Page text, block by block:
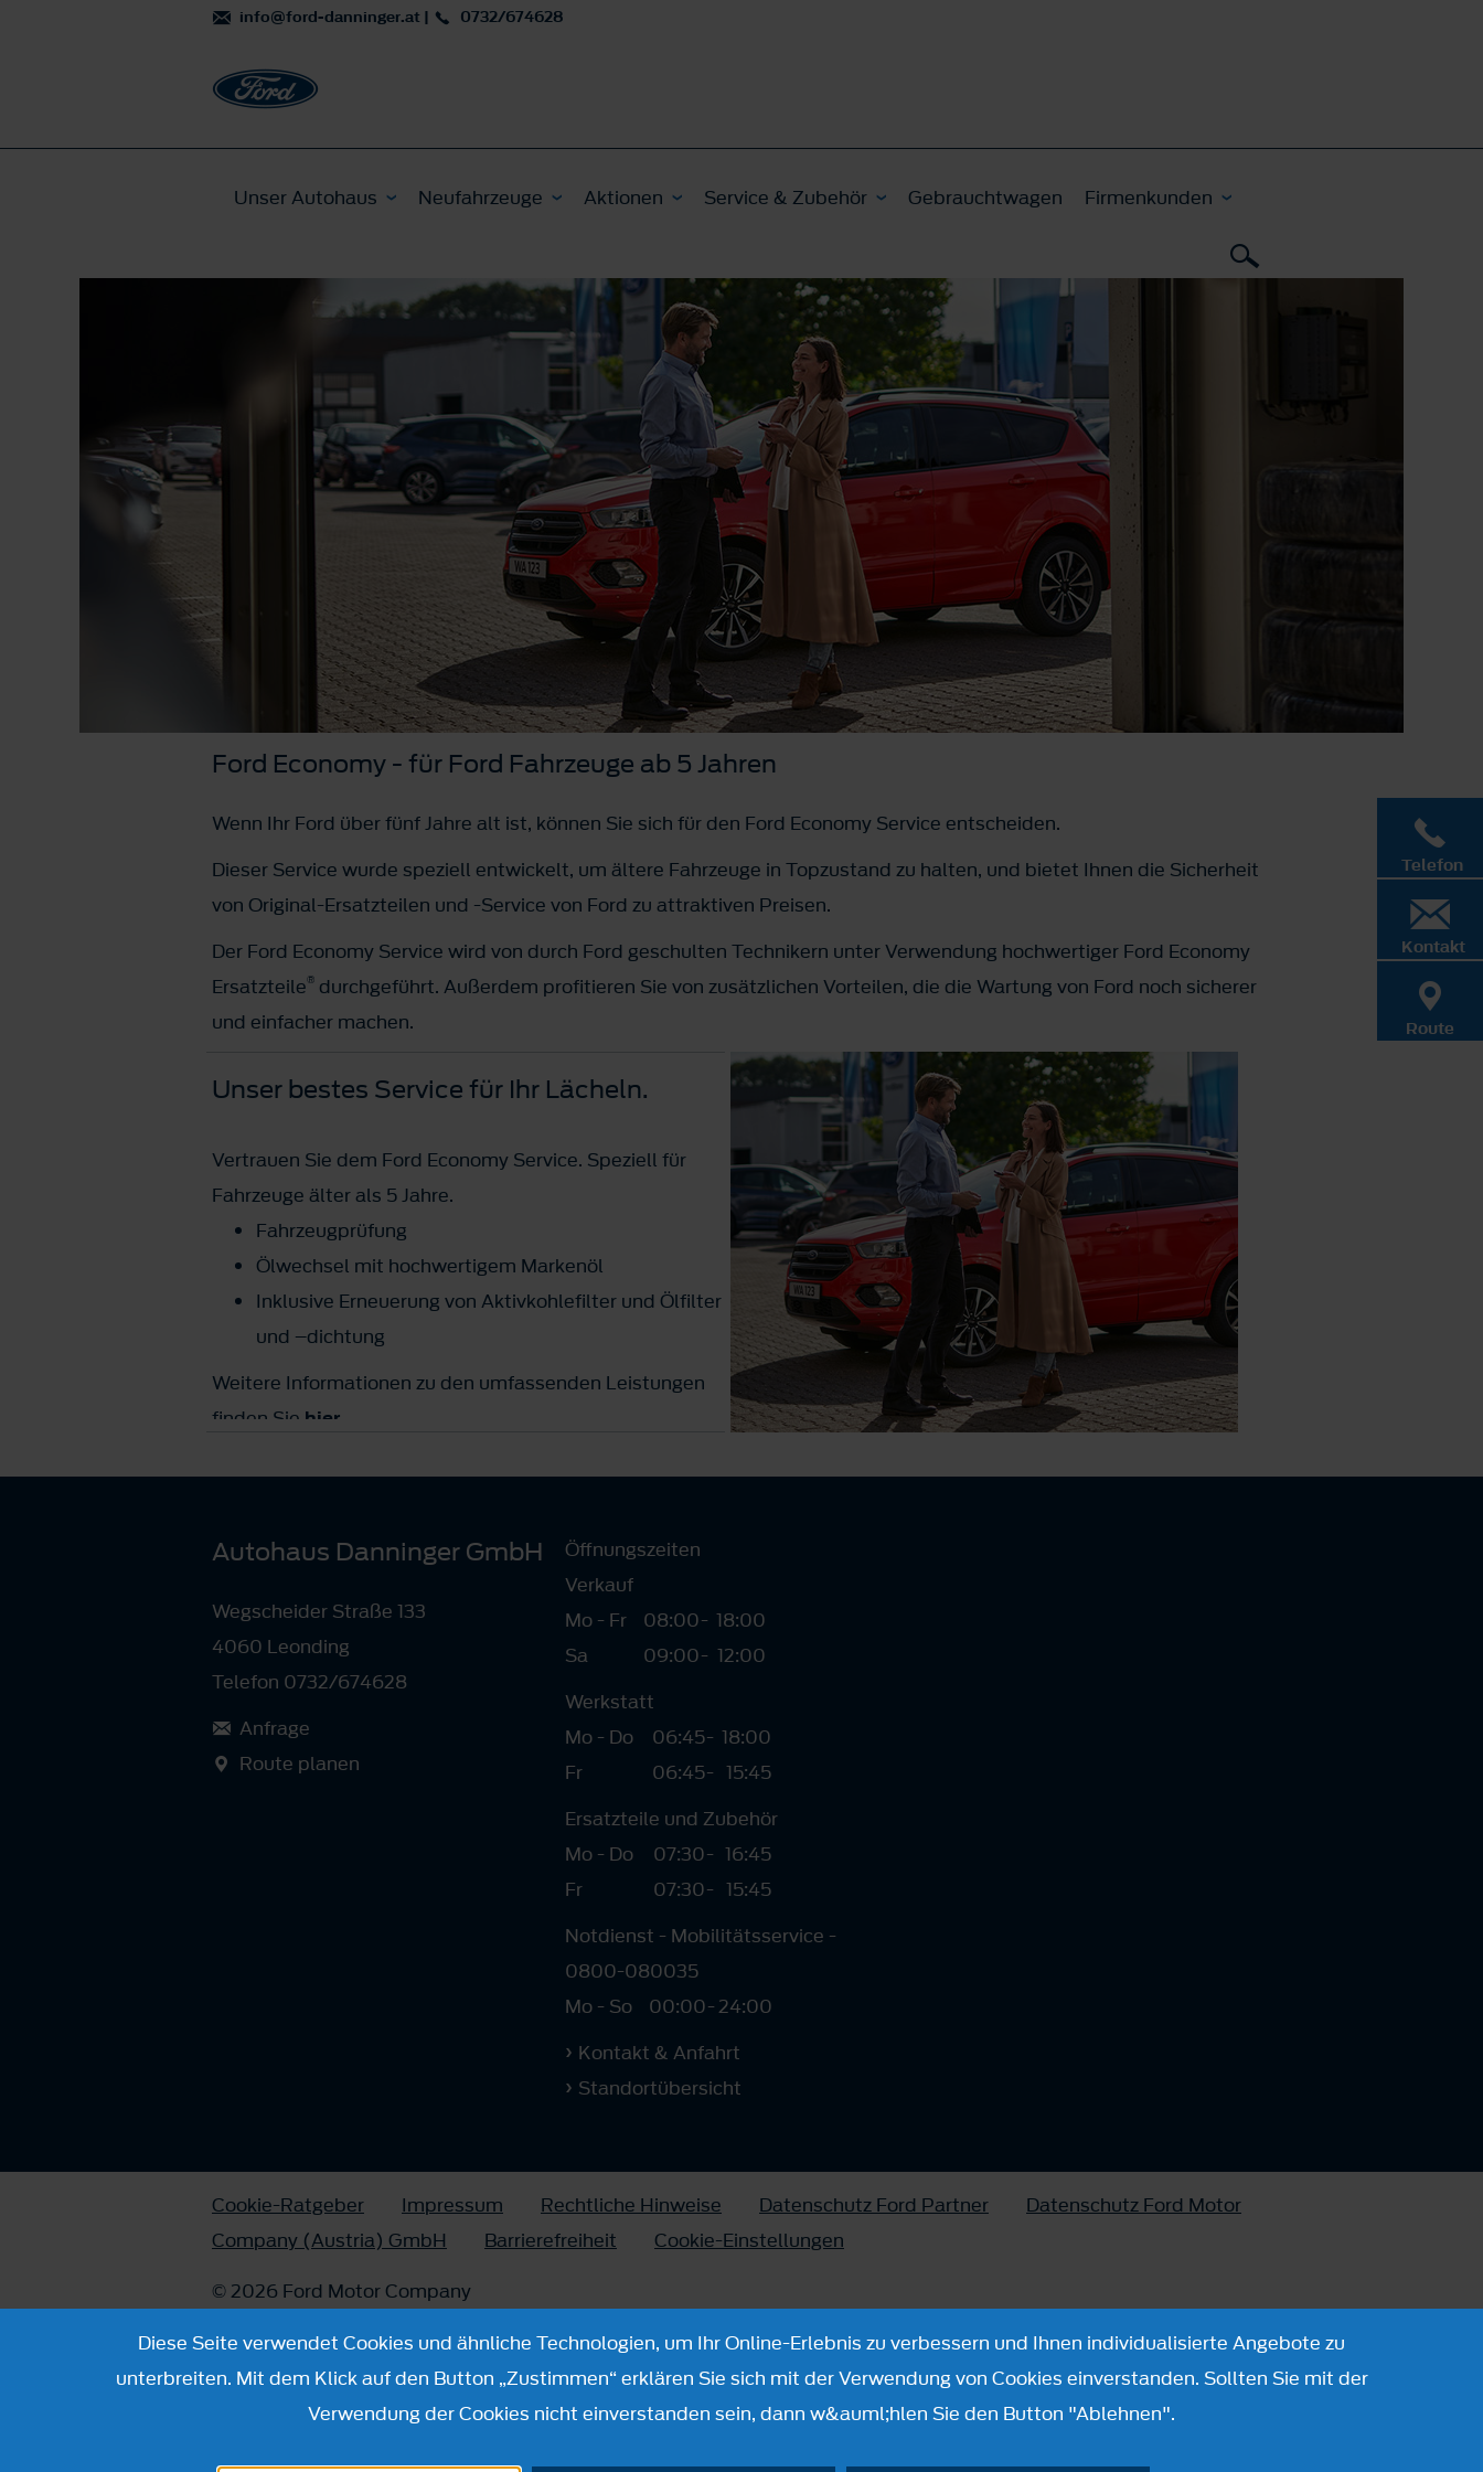
info@ford-danninger.at | 0732/674628
Unser Autohaus Neufahrzeuge Aktionen Service & Zubehör Gebrauchtwagen Firmenkunden
Ford Economy - für Ford Fahrzeuge ab 5 Jahren
Wenn Ihr Ford über fünf Jahre alt ist, können Sie sich für den Ford Economy Service entscheiden.
Dieser Service wurde speziell entwickelt, um ältere Fahrzeuge in Topzustand zu halten, und bietet Ihnen die Sicherheit
von Original-Ersatzteilen und -Service von Ford zu attraktiven Preisen.
Der Ford Economy Service wird von durch Ford geschulten Technikern unter Verwendung hochwertiger Ford Economy
Ersatzteile® durchgeführt. Außerdem profitieren Sie von zusätzlichen Vorteilen, die die Wartung von Ford noch sicherer
und einfacher machen.
Unser bestes Service für Ihr Lächeln.
Vertrauen Sie dem Ford Economy Service. Speziell für
Fahrzeuge älter als 5 Jahre.
Fahrzeugprüfung
Ölwechsel mit hochwertigem Markenöl
Inklusive Erneuerung von Aktivkohlefilter und Ölfilter
und –dichtung
Weitere Informationen zu den umfassenden Leistungen
finden Sie hier
Telefon
Kontakt
Route
Autohaus Danninger GmbH
Wegscheider Straße 133
4060 Leonding
Telefon 0732/674628
Anfrage
Route planen
Öffnungszeiten
Verkauf
Mo - Fr
08:00- 18:00
Sa
09:00- 12:00
Werkstatt
Mo - Do
06:45- 18:00
Fr
06:45- 15:45
Ersatzteile und Zubehör
Mo - Do
07:30- 16:45
Fr
07:30- 15:45
Notdienst - Mobilitätsservice -
0800-080035
Mo - So
00:00-24:00
Kontakt & Anfahrt
Standortübersicht
Cookie-Ratgeber Impressum Rechtliche Hinweise Datenschutz Ford Partner
Datenschutz Ford Motor
Company (Austria) GmbH
Barrierefreiheit
Cookie-Einstellungen
© 2026 Ford Motor Company
Diese Seite verwendet Cookies und ähnliche Technologien, um Ihr Online-Erlebnis zu verbessern und Ihnen individualisierte Angebote zu
unterbreiten. Mit dem Klick auf den Button „Zustimmen“ erklären Sie sich mit der Verwendung von Cookies einverstanden. Sollten Sie mit der
Verwendung der Cookies nicht einverstanden sein, dann w&auml;hlen Sie den Button "Ablehnen".